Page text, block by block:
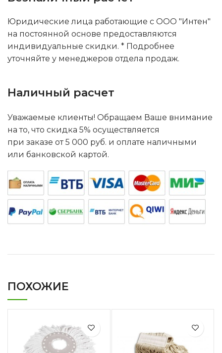
Юридические лица работающие с ООО "Интен"
на постоянной основе предоставляются
индивидуальные скидки. * Подробнее
уточняйте у менеджеров отдела продаж.
Наличный расчет
Уважаемые клиенты! Обращаем Ваше внимание
на то, что скидка 5% осуществляется
при заказе от 5 000 руб. и оплате наличными
или банковской картой.
ПОХОЖИЕ